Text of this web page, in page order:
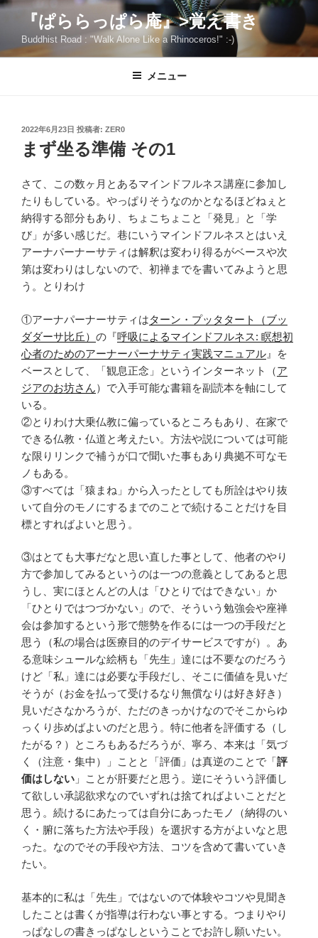
コ
ン
『ぱららっぱら庵』>覚え書き
Buddhist Road : "Walk Alone Like a Rhinoceros!" :-)
メニュー
投
日:
2022年6月23日 投稿者: ZER0
まず坐る準備 その1
さて、この数ヶ月とあるマインドフルネス講座に参加し
たりもしている。やっぱりそうなのかとなるほどねぇと
納得する部分もあり、ちょこちょこと「発見」と「学
び」が多い感じだ。巷にいうマインドフルネスとはいえ
アーナパーナーサティは解釈は変わり得るがベースや次
第は変わりはしないので、初禅までを書いてみようと思
う。とりわけ
①アーナパーナーサティはターン・プッタタート（ブッ
ダダーサ比丘） の『呼吸によるマインドフルネス: 瞑想初
心者のためのアーナーパーナサティ実践マニュアル 』を
ベースとして、「観息正念」というインターネット（ア
ジアのお坊さん）で入手可能な書籍を副読本を軸にして
いる。
②とりわけ大乗仏教に偏っているところもあり、在家で
できる仏教・仏道と考えたい。方法や説については可能
な限りリンクで補うが口で聞いた事もあり典拠不可なモ
ノもある。
③すべては「猿まね」から入ったとしても所詮はやり抜
いて自分のモノにするまでのことで続けることだけを目
標とすればよいと思う。
③はとても大事だなと思い直した事として、他者のやり
方で参加してみるというのは一つの意義としてあると思
うし、実にほとんどの人は「ひとりではできない」か
「ひとりではつづかない」ので、そういう勉強会や座禅
会は参加するという形で態勢を作るには一つの手段だと
思う（私の場合は医療目的のデイサービスですが）。あ
る意味シュールな絵柄も「先生」達には不要なのだろう
けど「私」達には必要な手段だし、そこに価値を見いだ
そうが（お金を払って受けるなり無償なりは好き好き）
見いださなかろうが、ただのきっかけなのでそこからゆ
っくり歩めばよいのだと思う。特に他者を評価する（し
たがる？）ところもあるだろうが、寧ろ、本来は「気づ
く（注意・集中）」ことと「評価」は真逆のことで「評
価はしない 」ことが肝要だと思う。逆にそういう評価し
て欲しい承認欲求なのでいずれは捨てればよいことだと
思う。続けるにあたっては自分にあったモノ（納得のい
く・腑に落ちた方法や手段）を選択する方がよいなと思
った。なのでその手段や方法、コツを含めて書いていき
たい。
基本的に私は「先生」ではないので体験やコツや見聞き
したことは書くが指導は行わない事とする。つまりやり
っぱなしの書きっぱなしということでお許し願いたい。